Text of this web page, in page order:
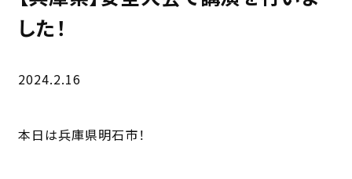
した！
2024.2.16
本日は兵庫県明石市！